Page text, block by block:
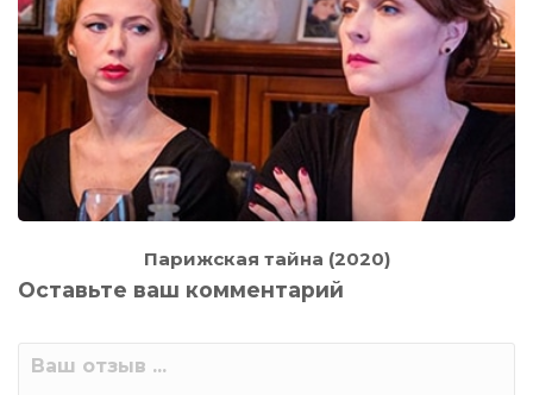
Парижская тайна (2020)
Оставьте ваш комментарий